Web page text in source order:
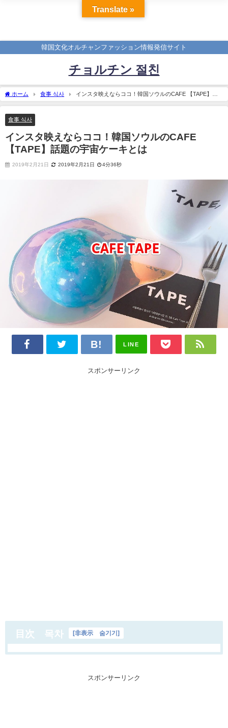
韓国文化オルチャンファッション情報発信サイト
チョルチン 절친
ホーム 食事 식사
インスタ映えならココ！韓国ソウルのCAFE 【TAPE】話
題の宇宙ケーキとは
食事 식사
インスタ映えならココ！韓国ソウルのCAFE
【TAPE】話題の宇宙ケーキとは
2019年2月21日 2019年2月21日 4分36秒
LINE
スポンサーリンク
目次 목차 [非表示 숨기기 ]
スポンサーリンク
Translate »